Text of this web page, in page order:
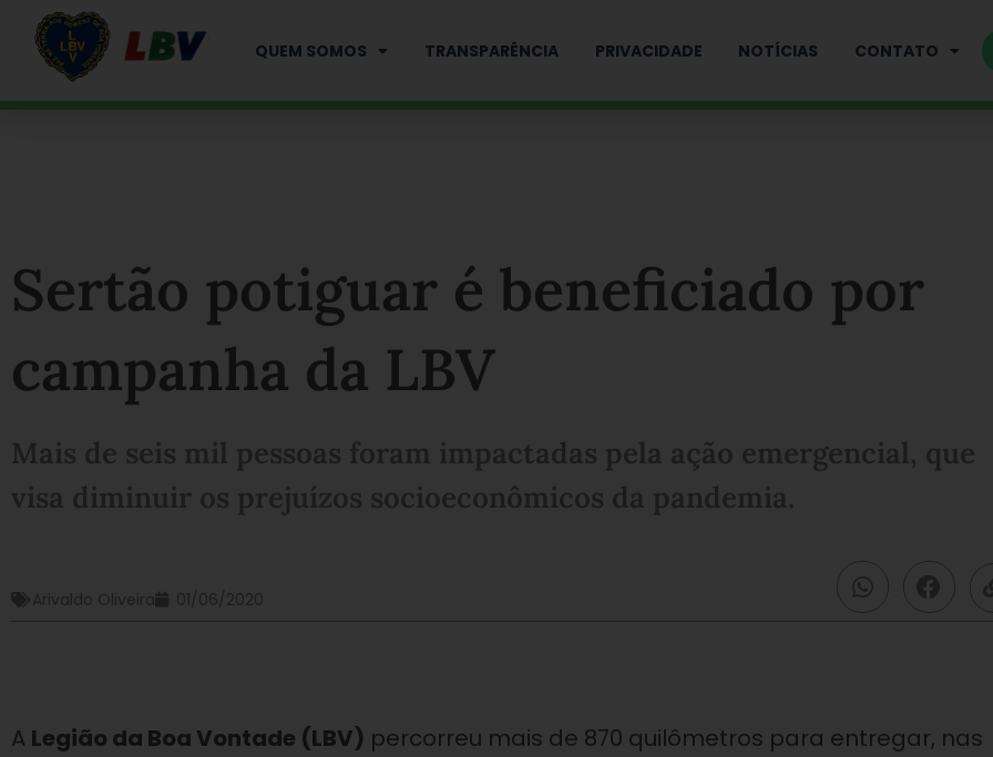
QUEM SOMOS TRANSPARÊNCIA PRIVACIDADE NOTÍCIAS CONTATO
Sertão potiguar é beneficiado por
campanha da LBV
Mais de seis mil pessoas foram impactadas pela ação emergencial, que
visa diminuir os prejuízos socioeconômicos da pandemia.
Arivaldo Oliveira 01/06/2020
A Legião da Boa Vontade (LBV) percorreu mais de 870 quilômetros para entregar, nas